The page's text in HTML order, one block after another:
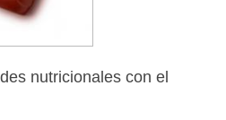
nutricionales con el